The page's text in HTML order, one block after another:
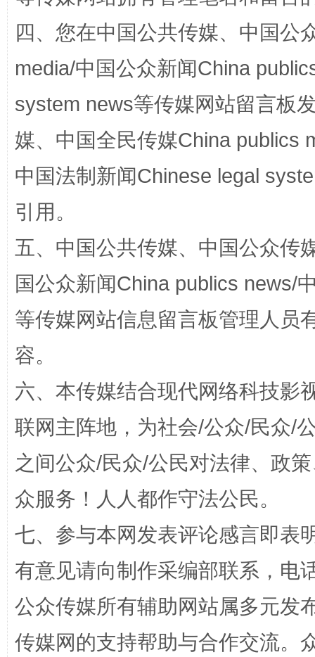
扯下公款旅游的“隐身衣” 如何以
“蜀中异人”王建安的艺术幻境
完善运行机制助力责任有效落实 一纸欠
四、您在中国公共传媒、中国公
media/中国公众新闻China
system news等传媒网站留言板
媒、中国全民传媒China publics
中国法制新闻Chinese legal
引用。
五、中国公共传媒、中国公众传
国公众新闻China publics news/
等传媒网站信息留言板管理人员
容。
六、本传媒结合现代网络科技影
联网主阵地，为社会/公众/民众/
之间公众/民众/公民对法律、政
众服务！人人都作守法公民。
七、参与本网发表评论感言即表
有意见请向制作采编部联系，电
公众传媒所有辅助网站属多元发
传媒网的支持帮助与合作交流。